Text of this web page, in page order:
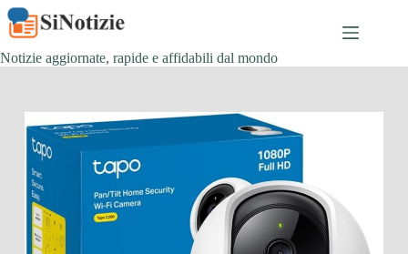
Salta
al
contenuto
Notizie aggiornate, rapide e affidabili dal mondo